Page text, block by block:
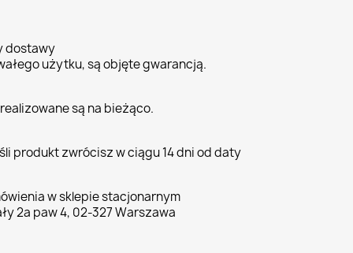
dostawy
użytku, są objęte gwarancją.
są na bieżąco.
produkt zwrócisz w ciągu 14 dni od daty
w sklepie stacjonarnym
2a paw 4, 02-327 Warszawa